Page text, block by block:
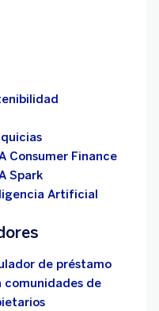
Consumer Finance
Spark
Artificial
de préstamo
comunidades de